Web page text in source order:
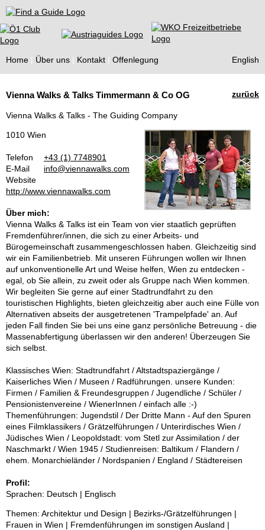
Find a Guide
Home Über uns Kontakt Offenlegung English
Guides
zurück
Vienna Walks & Talks Timmermann & Co OG
Vienna Walks & Talks - The Guiding Company
1010 Wien
Telefon
+43 (1) 7748901
E-Mail
info@viennawalks.com
Website
http://www.viennawalks.com
Über mich:
Vienna Walks & Talks ist ein Team von vier staatlich geprüften
Fremdenführer/innen, die sich zu einer Arbeits- und
Bürogemeinschaft zusammengeschlossen haben. Gleichzeitig sind
wir ein Familienbetrieb. Mit unseren Führungen wollen wir Ihnen
auf unkonventionelle Art und Weise helfen, Wien zu entdecken -
egal, ob Sie allein, zu zweit oder als Gruppe nach Wien kommen.
Wir begleiten Sie gerne auf einer Stadtrundfahrt zu den
touristischen Highlights, bieten gleichzeitig aber auch eine Fülle von
Alternativen abseits der ausgetretenen 'Trampelpfade' an. Auf
jeden Fall finden Sie bei uns eine ganz persönliche Betreuung - die
Massenabfertigung überlassen wir den anderen! Überzeugen Sie
sich selbst.
Klassisches Wien: Stadtrundfahrt / Altstadtspaziergänge /
Kaiserliches Wien / Museen / Radführungen. unsere Kunden:
Firmen / Familien & Freundesgruppen / Jugendliche / Schüler /
Pensionistenvereine / WienerInnen / einfach alle :-)
Themenführungen: Jugendstil / Der Dritte Mann - Auf den Spuren
eines Filmklassikers / Grätzelführungen / Unterirdisches Wien /
Jüdisches Wien / Leopoldstadt: vom Stetl zur Assimilation / der
Naschmarkt / Wien 1945 / Studienreisen: Baltikum / Flandern /
ehem. Monarchieländer / Nordspanien / England / Städtereisen
Profil:
Sprachen: Deutsch | Englisch
Themen: Architektur und Design | Bezirks-/Grätzelführungen |
Frauen in Wien | Fremdenführungen im sonstigen Ausland |